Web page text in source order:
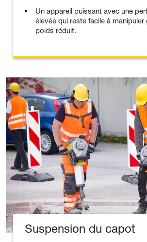
Un appareil puissant avec une
élevée qui reste facile à
poids réduit.
Suspension du capot